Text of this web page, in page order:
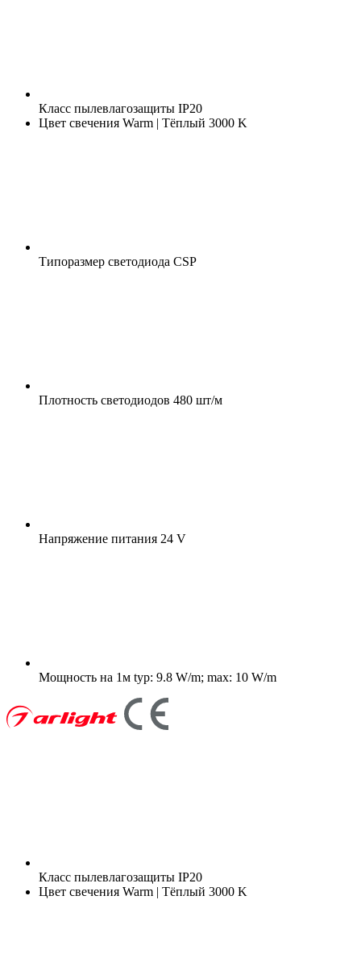
Класс пылевлагозащиты IP20
Цвет свечения Warm | Тёплый 3000 K
Типоразмер светодиода CSP
Плотность светодиодов 480 шт/м
Напряжение питания 24 V
Мощность на 1м typ: 9.8 W/m; max: 10 W/m
Класс пылевлагозащиты IP20
Цвет свечения Warm | Тёплый 3000 K